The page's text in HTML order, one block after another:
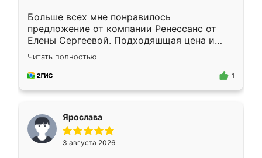
Больше всех мне понравилось
предложение от компании Ренессанс от
Елены Сергеевой. Подходяшщая цена и
короткие сроки изготовления. Приехавший
для замера сотрудник Владислав
предложил по моему эскизу самый
Читать полностью
1
Ярослава
3 августа 2026